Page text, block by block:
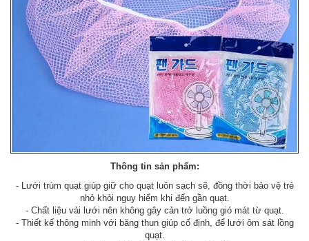
Thông tin sản phẩm:
- Lưới trùm quạt giúp giữ cho quạt luôn sạch sẽ, đồng thời bảo vệ trẻ
nhỏ khỏi nguy hiểm khi đến gần quạt.
- Chất liệu vải lưới nên không gây cản trở luồng gió mát từ quạt.
- Thiết kế thông minh với băng thun giúp cố định, để lưới ôm sát lồng
quạt.